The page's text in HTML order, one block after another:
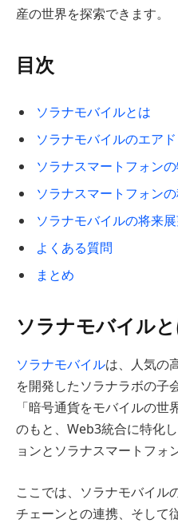
産の世界を探索できます。
目次
ソラナモバイルとは
ソラナモバイルのエア
ソラナスマートフォン
ソラナスマートフォン
ソラナモバイルの将来
よくある質問
まとめ
ソラナモバイル
ソラナモバイルは、人気の
を開発したソラナラボの子
「暗号通貨をモバイルの
のもと、Web3統合に特化
ョンとソラナスマートフォ
ここでは、ソラナモバイル
チェーンとの連携、そして